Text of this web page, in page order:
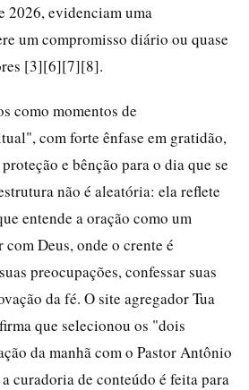
2026, evidenciam uma
um compromisso diário ou quase
[3][6][7][8].
como momentos de
com forte ênfase em gratidão,
e bênção para o dia que se
não é aleatória: ela reflete
entende a oração como um
Deus, onde o crente é
preocupações, confessar suas
da fé. O site agregador Tua
que selecionou os "dois
da manhã com o Pastor Antônio
curadoria de conteúdo é feita para